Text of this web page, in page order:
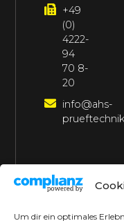
Um dir ein optimales
+49
(0)
4222-
94
70 8-
20
info@ahs-
©2026 AHS